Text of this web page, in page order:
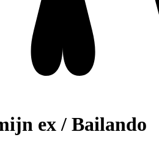
ex / Bailando